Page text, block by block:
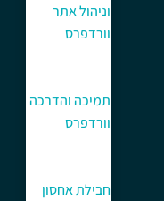
וניהול אתר
וורדפרס
תמיכה והדרכה
וורדפרס
חבילת אחסון